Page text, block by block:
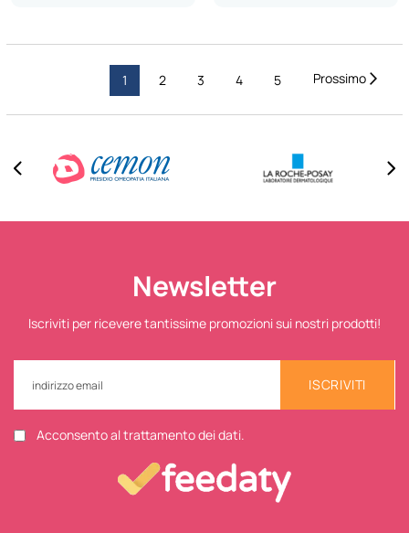
Attualmente
stai
la
1 Pagina
2 Pagina
3 Pagina
4 Pagina
5
Newsletter
Iscriviti per ricevere tantissime promozioni sui nostri prodotti!
ISCRIVITI
Acconsento al trattamento dei dati.